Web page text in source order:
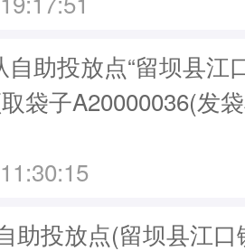
助投放点“留坝县江
袋子A20000036(发
助投放点(留坝县江